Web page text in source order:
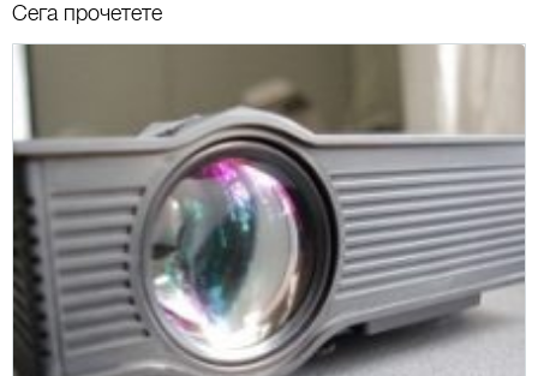
Сега прочетете